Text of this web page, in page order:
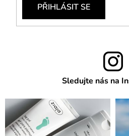
PŘIHLÁSIT SE
Sledujte nás na